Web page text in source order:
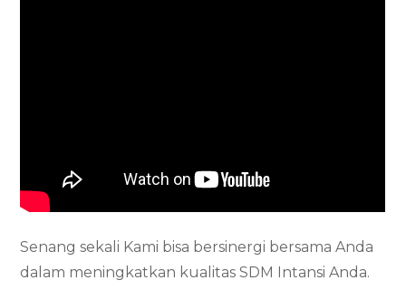
Senang sekali Kami bisa bersinergi bersama Anda
dalam meningkatkan kualitas SDM Intansi Anda.